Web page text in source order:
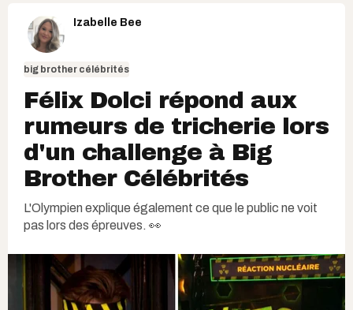
Izabelle Bee
big brother célébrités
Félix Dolci répond aux
rumeurs de tricherie lors
d'un challenge à Big
Brother Célébrités
L'Olympien explique également ce que le public ne voit
pas lors des épreuves. 👀